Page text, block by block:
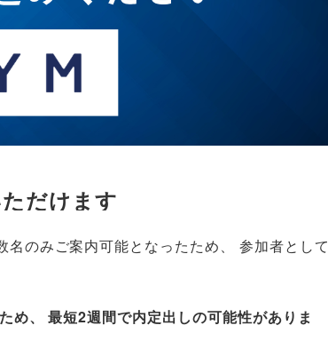
だけます
名のみご案内可能となったため、
参加者として
め、
最短2週間で内定出しの可能性がありま